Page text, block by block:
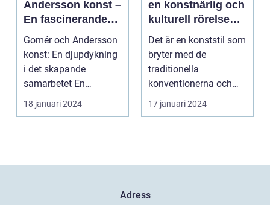
Andersson konst –
En fascinerande
utforskning av det
kreativa
samarbetet
Gomér och Andersson
konst: En djupdykning
i det skapande
samarbetet En
övergripande, grundlig
över...
18 januari 2024
en konstnärlig och
kulturell rörelse
som började ta
form under 1960-
talet och fortsatte
att växa i
de kommande
årtiondena
Det är en konststil som
bryter med de
traditionella
konventionerna och
utmanar den
etablerade normen...
17 januari 2024
Adress